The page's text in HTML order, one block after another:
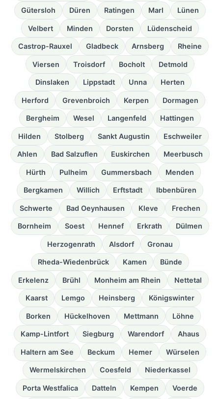
Gütersloh Düren Ratingen Marl Lünen
Velbert Minden Dorsten Lüdenscheid
Castrop-Rauxel Gladbeck Arnsberg Rheine
Viersen Troisdorf Bocholt Detmold
Dinslaken Lippstadt Unna Herten
Herford Grevenbroich Kerpen Dormagen
Bergheim Wesel Langenfeld Hattingen
Hilden Stolberg Sankt Augustin Eschweiler
Ahlen Bad Salzuflen Euskirchen Meerbusch
Hürth Pulheim Gummersbach Menden
Bergkamen Willich Erftstadt Ibbenbüren
Schwerte Bad Oeynhausen Kleve Frechen
Bornheim Soest Hennef Erkrath Dülmen
Herzogenrath Alsdorf Gronau
Rheda-Wiedenbrück Kamen Bünde
Erkelenz Brühl Monheim am Rhein Nettetal
Kaarst Lemgo Heinsberg Königswinter
Borken Hückelhoven Mettmann Löhne
Kamp-Lintfort Siegburg Warendorf Ahaus
Haltern am See Beckum Hemer Würselen
Wermelskirchen Coesfeld Niederkassel
Porta Westfalica Datteln Kempen Voerde